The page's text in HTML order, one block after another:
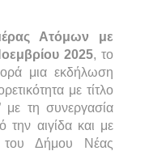
Ατόμων με
2025, το
μια εκδήλωση
με τίτλο
με τη συνεργασία
αιγίδα και με
του Δήμου Νέας